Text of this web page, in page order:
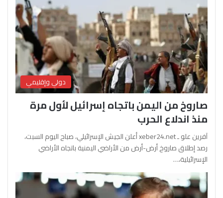
دولي وإقليمي
صاروخ من اليمن باتجاه إسرائيل لأول مرة
منذ اندلاع الحرب
آفرين علو ـ xeber24.net أعلن الجيش الإسرائيلي، صباح اليوم السبت،
رصد إطلاق صاروخ أرض-أرض من الأراضي اليمنية باتجاه الأراضي
الإسرائيلية،…